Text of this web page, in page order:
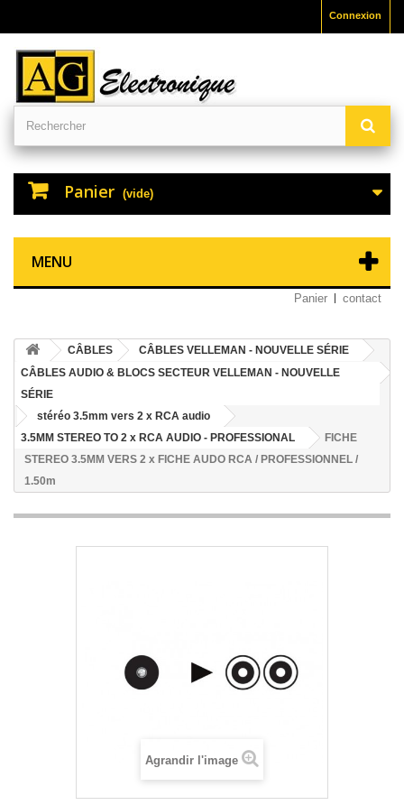
Connexion
Panier (vide)
MENU
Panier contact
CÂBLES
CÂBLES VELLEMAN - NOUVELLE SÉRIE
CÂBLES AUDIO & BLOCS SECTEUR VELLEMAN - NOUVELLE
SÉRIE
stéréo 3.5mm vers 2 x RCA audio
3.5MM STEREO TO 2 x RCA AUDIO - PROFESSIONAL
FICHE
STEREO 3.5MM VERS 2 x FICHE AUDO RCA / PROFESSIONNEL /
1.50m
Agrandir l'image